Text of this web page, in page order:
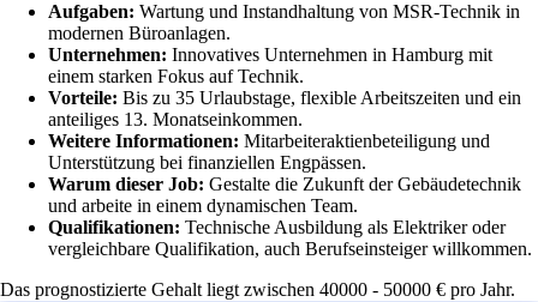
Aufgaben: Wartung und Instandhaltung von MSR-Technik in
modernen Büroanlagen.
Unternehmen: Innovatives Unternehmen in Hamburg mit
einem starken Fokus auf Technik.
Vorteile: Bis zu 35 Urlaubstage, flexible Arbeitszeiten und ein
anteiliges 13. Monatseinkommen.
Weitere Informationen: Mitarbeiteraktienbeteiligung und
Unterstützung bei finanziellen Engpässen.
Warum dieser Job: Gestalte die Zukunft der Gebäudetechnik
und arbeite in einem dynamischen Team.
Qualifikationen: Technische Ausbildung als Elektriker oder
vergleichbare Qualifikation, auch Berufseinsteiger willkommen.
Das prognostizierte Gehalt liegt zwischen 40000 - 50000 € pro Jahr.